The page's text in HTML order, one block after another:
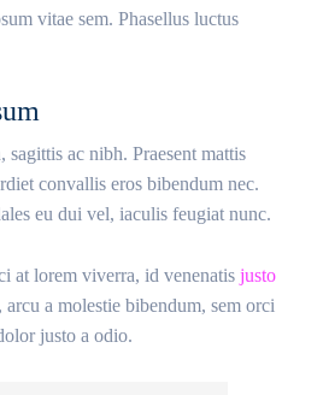
vitae sem. Phasellus luctus
sagittis ac nibh. Praesent mattis
convallis eros bibendum nec.
eu dui vel, iaculis feugiat nunc.
at lorem viverra, id venenatis justo
a molestie bibendum, sem orci
justo a odio.